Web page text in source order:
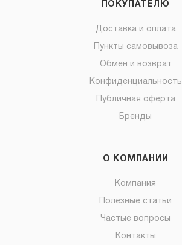
ПОКУПАТЕЛЮ
Доставка и оплата
Пункты самовывоза
Обмен и возврат
Конфиденциальность
Публичная оферта
Бренды
О КОМПАНИИ
Компания
Полезные статьи
Частые вопросы
Контакты